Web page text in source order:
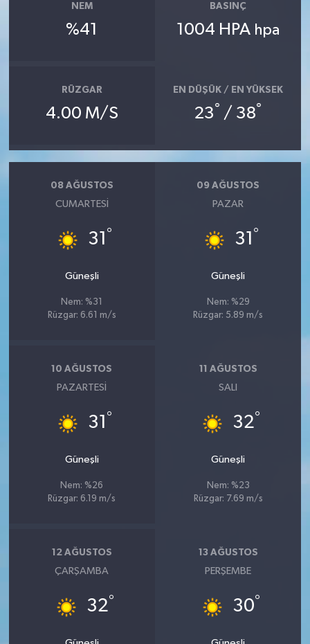
NEM
%41
BASINÇ
1004 HPA hpa
RÜZGAR
4.00 M/S
EN DÜŞÜK / EN YÜKSEK
23° / 38°
08 AĞUSTOS
CUMARTESI
31 °
Güneşli
Nem: %31
Rüzgar: 6.61 m/s
09 AĞUSTOS
PAZAR
31 °
Güneşli
Nem: %29
Rüzgar: 5.89 m/s
10 AĞUSTOS
PAZARTESI
31 °
Güneşli
Nem: %26
Rüzgar: 6.19 m/s
11 AĞUSTOS
SALI
32°
Güneşli
Nem: %23
Rüzgar: 7.69 m/s
12 AĞUSTOS
ÇARŞAMBA
32°
13 AĞUSTOS
PERŞEMBE
30°